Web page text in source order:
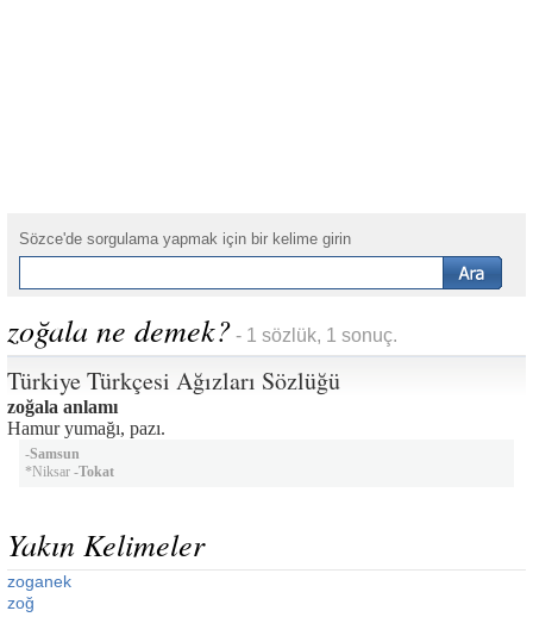
Sözce'de sorgulama yapmak için bir kelime girin
zoğala ne demek? - 1 sözlük, 1 sonuç.
Türkiye Türkçesi Ağızları Sözlüğü
zoğala anlamı
Hamur yumağı, pazı.
-Samsun
*Niksar -Tokat
Yakın Kelimeler
zoganek
zoğ